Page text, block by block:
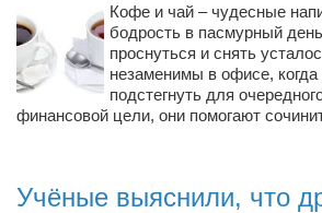
Александра Скорук
Евгений Полюхович
Бизнес-партнёры
Врач психиатр–нарколог
Кофе и чай – чудесные
бодрость в пасмурный
проснуться и снять
незаменимы в офисе,
подстегнуть для
финансовой цели, они помогают
Учёные выяснили, что